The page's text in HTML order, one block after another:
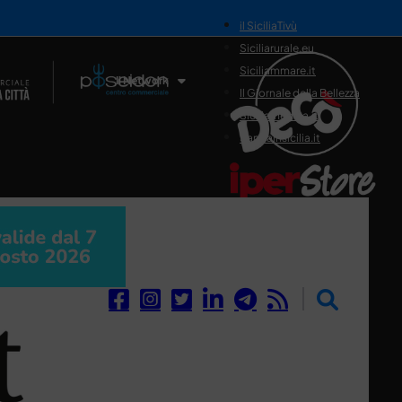
Il Network
il SiciliaTivù
Siciliarurale.eu
Siciliammare.it
Il Giornale della Bellezza
Siciliamedica.it
Sanitainsicilia.it